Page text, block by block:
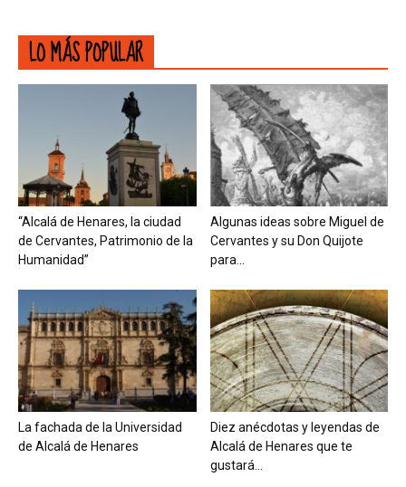
LO MÁS POPULAR
“Alcalá de Henares, la ciudad
de Cervantes, Patrimonio de la
Humanidad”
Algunas ideas sobre Miguel de
Cervantes y su Don Quijote
para...
La fachada de la Universidad
de Alcalá de Henares
Diez anécdotas y leyendas de
Alcalá de Henares que te
gustará...